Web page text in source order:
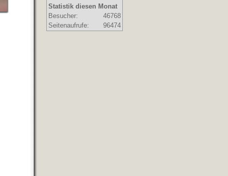
Statistik diesen Monat
Besucher:
46768
Seitenaufrufe:
96474